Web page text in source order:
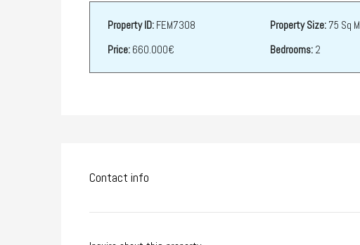
Property ID: FEM7308
Price: 660.000€
Property Size:75 Sq M
Bedrooms:2
Contact info